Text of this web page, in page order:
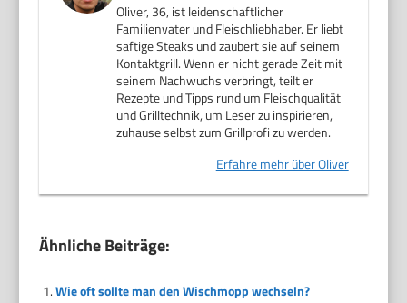
Oliver, 36, ist leidenschaftlicher
Familienvater und Fleischliebhaber. Er liebt
saftige Steaks und zaubert sie auf seinem
Kontaktgrill. Wenn er nicht gerade Zeit mit
seinem Nachwuchs verbringt, teilt er
Rezepte und Tipps rund um Fleischqualität
und Grilltechnik, um Leser zu inspirieren,
zuhause selbst zum Grillprofi zu werden.
Erfahre mehr über Oliver
Ähnliche Beiträge:
Wie oft sollte man den Wischmopp wechseln?